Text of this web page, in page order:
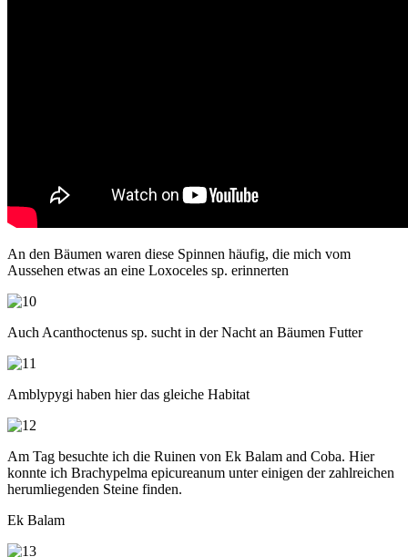
An den Bäumen waren diese Spinnen häufig, die mich vom
Aussehen etwas an eine Loxoceles sp. erinnerten
Auch Acanthoctenus sp. sucht in der Nacht an Bäumen Futter
Amblypygi haben hier das gleiche Habitat
Am Tag besuchte ich die Ruinen von Ek Balam and Coba. Hier
konnte ich Brachypelma epicureanum unter einigen der zahlreichen
herumliegenden Steine finden.
Ek Balam